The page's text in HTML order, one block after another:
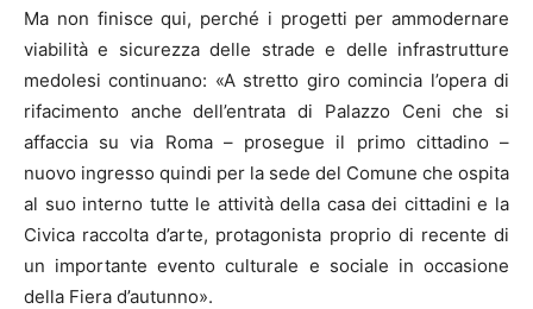
Ma non finisce qui, perché i progetti per ammodernare
viabilità e sicurezza delle strade e delle infrastrutture
medolesi continuano: «A stretto giro comincia l’opera di
rifacimento anche dell’entrata di Palazzo Ceni che si
affaccia su via Roma – prosegue il primo cittadino –
nuovo ingresso quindi per la sede del Comune che ospita
al suo interno tutte le attività della casa dei cittadini e la
Civica raccolta d’arte, protagonista proprio di recente di
un importante evento culturale e sociale in occasione
della Fiera d’autunno».